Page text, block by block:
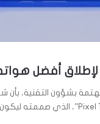
أفضل
بشؤون التقنية، بأن